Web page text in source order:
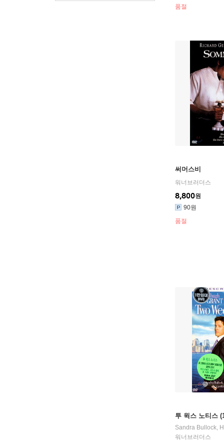
품절
써머스비
워너브러더스
8,800원
90원
품절
투 윅스 노티스
Sandra Bullock,
워너브러더스